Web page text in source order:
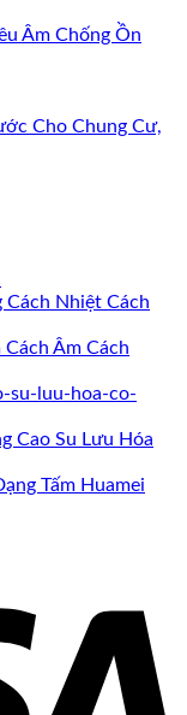
Âm Chống Ồn
Cho Chung Cư,
Cách Nhiệt Cách
Âm Cách
Cao Su Lưu Hóa
Tấm Huamei